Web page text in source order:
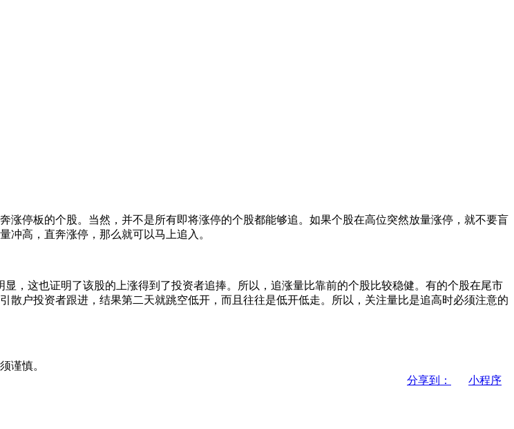
停板的个股。当然，并不是所有即将涨停的个股都能够追。如果个股在高位突然放量涨停，就不要盲
冲高，直奔涨停，那么就可以马上追入。
这也证明了该股的上涨得到了投资者追捧。所以，追涨量比靠前的个股比较稳健。有的个股在尾市
户投资者跟进，结果第二天就跳空低开，而且往往是低开低走。所以，关注量比是追高时必须注意的
谨慎。
分享到：
小程序